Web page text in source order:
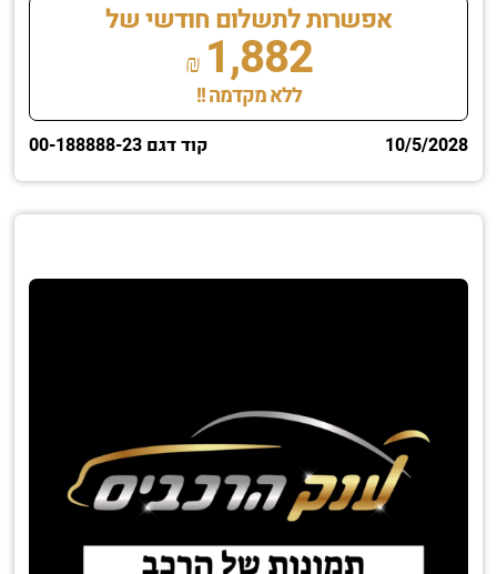
אפשרות לתשלום חודשי של
1,882
₪
ללא מקדמה !!
10/5/2028 קוד דגם 00-188888-23